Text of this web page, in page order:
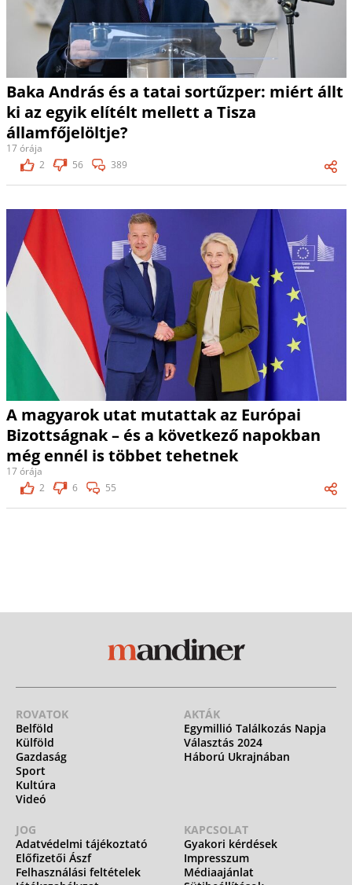
Baka András és a tatai sortűzper: miért állt
ki az egyik elítélt mellett a Tisza
államfőjelöltje?
17 órája
2
56 389
A magyarok utat mutattak az Európai
Bizottságnak – és a következő napokban
még ennél is többet tehetnek
17 órája
2
6 55
ROVATOK
Belföld
Külföld
Gazdaság
Sport
Kultúra
Videó
AKTÁK
Egymillió Találkozás Napja
Választás 2024
Háború Ukrajnában
JOG
Adatvédelmi tájékoztató
Előfizetői Ászf
Felhasználási feltételek
KAPCSOLAT
Gyakori kérdések
Impresszum
Médiaajánlat